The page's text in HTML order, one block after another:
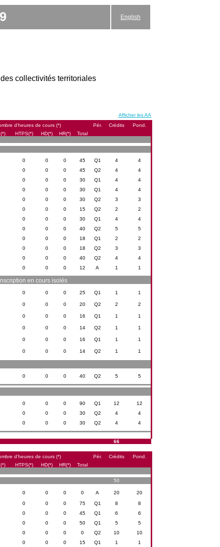
English
collectivités territoriales
Afficher les AA
d’heures de cours (*) Pér. Crédits
Pond.
HTPS(*) HD(*) HR(*) Total
0 0 0 45 Q1 4 4
0 0 0 45 Q2 4 4
0 0 0 30 Q1 4 4
0 0 0 30 Q1 4 4
0 0 0 30 Q2 3 3
0 0 0 15 Q2 2 2
0 0 0 30 Q1 4 4
0 0 0 40 Q2 5 5
0 0 0 18 Q1 2 2
0 0 0 18 Q2 3 3
0 0 0 40 Q2 4 4
0 0 0 12 A 1 1
en cours isolés
0 0 0 25 Q1 1 1
0 0 0 20 Q2 2 2
0 0 0 16 Q1 1 1
0 0 0 14 Q2 1 1
0 0 0 16 Q1 1 1
0 0 0 14 Q2 1 1
0 0 0 40 Q2 5 5
0 0 0 90 Q1 12 12
0 0 0 30 Q2 4 4
0 0 0 30 Q2 4 4
66
d’heures de cours (*) Pér. Crédits
Pond.
HTPS(*) HD(*) HR(*) Total
50
0 0 0 0 A 20 20
0 0 0 75 Q1 8 8
0 0 0 45 Q1 6 6
0 0 0 50 Q1 5 5
0 0 0 0 Q2 10 10
0 0 0 15 Q1 1 1